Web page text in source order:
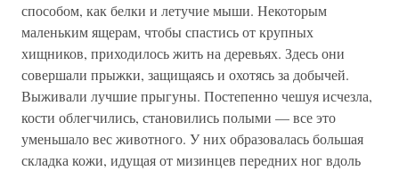
способом, как белки и летучие мыши. Некоторым
маленьким ящерам, чтобы спастись от крупных
хищников, приходилось жить на деревьях. Здесь они
совершали прыжки, защищаясь и охотясь за добычей.
Выживали лучшие прыгуны. Постепенно чешуя исчезла,
кости облегчились, становились полыми — все это
уменьшало вес животного. У них образовалась большая
складка кожи, идущая от мизинцев передних ног вдоль